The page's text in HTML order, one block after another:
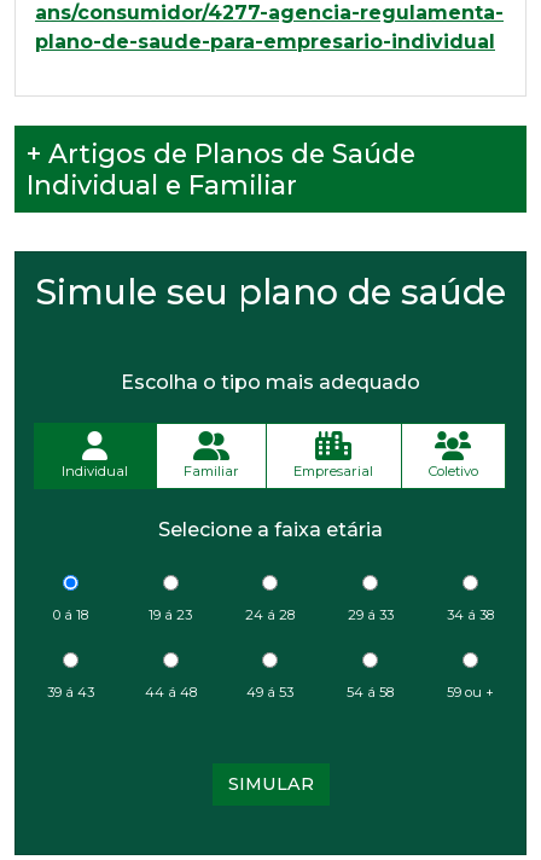
ans/consumidor/4277-agencia-regulamenta-
plano-de-saude-para-empresario-individual
+ Artigos de Planos de Saúde
Individual e Familiar
Simule seu plano de saúde
Escolha o tipo mais adequado
Individual Familiar Empresarial Coletivo
Selecione a faixa etária
0 á 18 19 á 23 24 á 28 29 á 33 34 á 38
39 á 43 44 á 48 49 á 53 54 á 58 59 ou +
SIMULAR